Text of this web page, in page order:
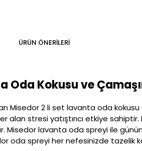
ÜRÜN ÖNERILERI
Oda Kokusu ve
Misedor 2 li set lavanta oda
alan stresi yatıştırıcı etkiye
Misedor lavanta oda spreyi ile
oda spreyi her nefesinizde tazelik